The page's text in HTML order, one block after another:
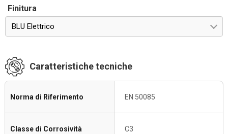
Finitura
BLU Elettrico
Caratteristiche tecniche
Norma di Riferimento EN 50085
Classe di Corrosività C3